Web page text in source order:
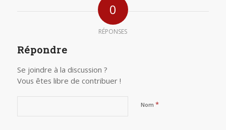
0
RÉPONSES
Répondre
Se joindre à la discussion ?
Vous êtes libre de contribuer !
Nom *